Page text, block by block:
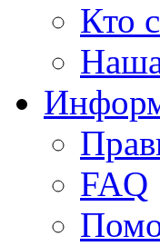
Кто
FAQ